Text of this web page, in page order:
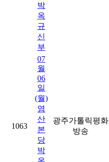
박
옥
규
신
부
1063
07
월
06
일
(월)
염
산
본
당
박
광주가톨릭평화
방송